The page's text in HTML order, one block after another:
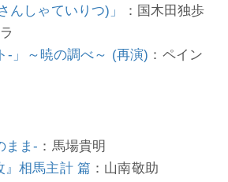
んしゃていりつ)」
：国木田独歩
-」～暁の調べ～ (再演) ：ペイン
まま- ：馬場貴明
』相馬主計 篇 ：山南敬助